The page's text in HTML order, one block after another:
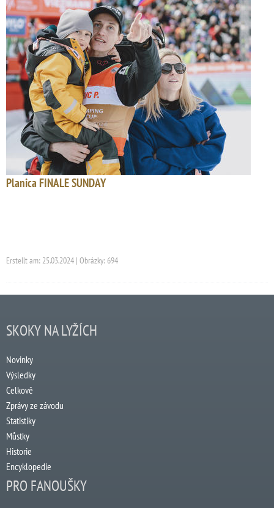
Planica FINALE SUNDAY
Erstellt am: 25.03.2024 | Obrázky: 694
SKOKY NA LYŽÍCH
Novinky
Výsledky
Celkově
Zprávy ze závodu
Statistiky
Můstky
Historie
Encyklopedie
PRO FANOUŠKY